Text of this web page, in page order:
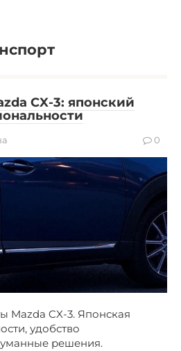
CX-3: японский
0
Mazda CX-3. Японская
удобство
решения.